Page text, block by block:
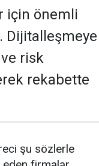
için önemli
Dijitalleşmeye
risk
rekabette
şu sözlerle